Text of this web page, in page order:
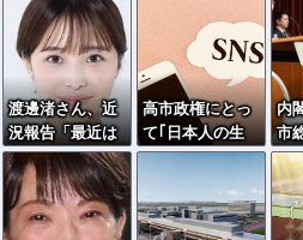
渡邊渚さん、近
況報告「最近は
落ち着いてきて
ます」
高市政権にとっ
て｢日本人の生
活｣はどうでもい
のSNS投稿でわ
かった｢外国人政
内
市
を
し
て
た